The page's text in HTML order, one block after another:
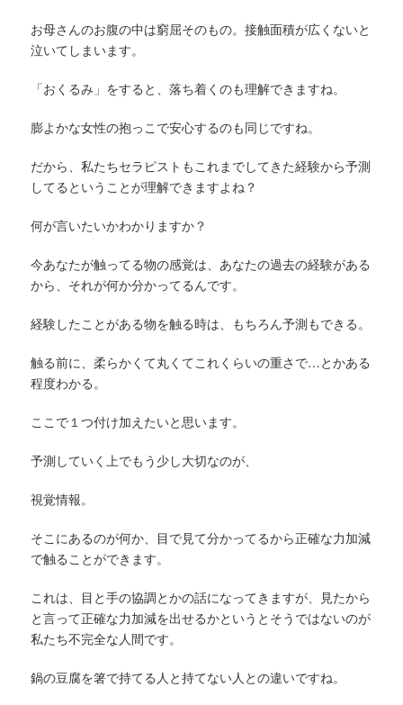
お母さんのお腹の中は窮屈そのもの。接触面積が広くないと
泣いてしまいます。
「おくるみ」をすると、落ち着くのも理解できますね。
膨よかな女性の抱っこで安心するのも同じですね。
だから、私たちセラピストもこれまでしてきた経験から予測
してるということが理解できますよね？
何が言いたいかわかりますか？
今あなたが触ってる物の感覚は、あなたの過去の経験がある
から、それが何か分かってるんです。
経験したことがある物を触る時は、もちろん予測もできる。
触る前に、柔らかくて丸くてこれくらいの重さで…とかある
程度わかる。
ここで１つ付け加えたいと思います。
予測していく上でもう少し大切なのが、
視覚情報。
そこにあるのが何か、目で見て分かってるから正確な力加減
で触ることができます。
これは、目と手の協調とかの話になってきますが、見たから
と言って正確な力加減を出せるかというとそうではないのが
私たち不完全な人間です。
鍋の豆腐を箸で持てる人と持てない人との違いですね。